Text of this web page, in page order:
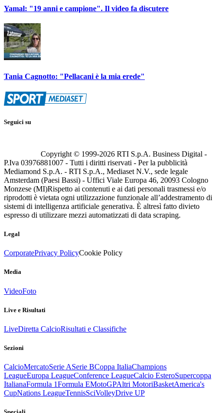
Yamal: "19 anni e campione". Il video fa discutere
Tania Cagnotto: "Pellacani è la mia erede"
Seguici su
Copyright © 1999-2026 RTI S.p.A. Business Digital -
P.Iva 03976881007 - Tutti i diritti riservati - Per la pubblicità
Mediamond S.p.A. - RTI S.p.A., Mediaset N.V., sede legale
Amsterdam (Paesi Bassi) - Uffici Viale Europa 46, 20093 Cologno
Monzese (MI)Rispetto ai contenuti e ai dati personali trasmessi e/o
riprodotti è vietata ogni utilizzazione funzionale all’addestramento di
sistemi di intelligenza artificiale generativa. È altresì fatto divieto
espresso di utilizzare mezzi automatizzati di data scraping.
Legal
CorporatePrivacy PolicyCookie Policy
Media
VideoFoto
Live e Risultati
LiveDiretta CalcioRisultati e Classifiche
Sezioni
CalcioMercatoSerie ASerie BCoppa ItaliaChampions
LeagueEuropa LeagueConference LeagueCalcio EsteroSupercoppa
ItalianaFormula 1Formula EMotoGPAltri MotoriBasketAmerica's
CupNations LeagueTennisSciVolleyDrive UP